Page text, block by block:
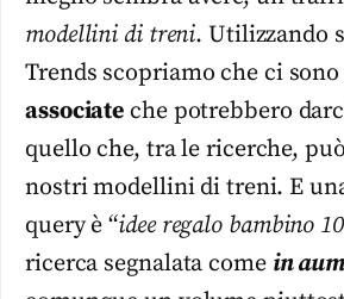
modellini di treni. Utilizzando
Trends scopriamo che ci
associate che potrebbero
quello che, tra le ricerche,
nostri modellini di treni. E
query è “idee regalo bambino
ricerca segnalata come in